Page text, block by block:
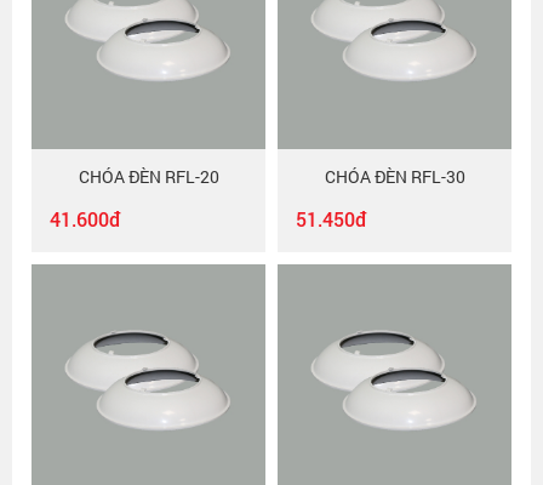
CHÓA ĐÈN RFL-20
41.600đ
CHÓA ĐÈN RFL-30
51.450đ